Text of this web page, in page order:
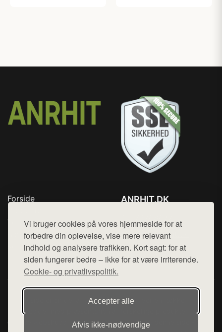
Vi bruger cookies på vores hjemmeside for at
forbedre din oplevelse, vise mere relevant
indhold og analysere trafikken. Kort sagt: for at
siden fungerer bedre – ikke for at være irriterende.
Cookie- og privatlivspolitik.
Accepter alle
Afvis ikke‑nødvendige
Forside
Top Rabatter
Blog
Kontakt
ANRHIT.DK
Mail: hej@want.dk
Cookie- og privatlivspolitik
Denne side er en del af want.dk, der udgiver en række
hjemmesider med præsentation af forskellige produkter fra
diverse webshops. Der sælges ikke varer fra denne side - vi